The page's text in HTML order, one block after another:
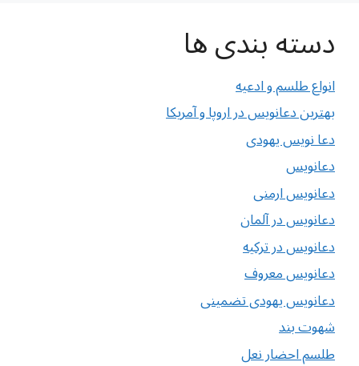
دسته بندی ها
انواع طلسم و ادعیه
بهترین دعانویس در اروپا و آمریکا
دعا نویس یهودی
دعانویس
دعانویس ارمنی
دعانویس در آلمان
دعانویس در ترکیه
دعانویس معروف
دعانویس یهودی تضمینی
شهوت بند
طلسم احضار نعل